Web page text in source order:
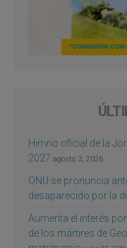
Himno oficial de la
2027 agosto 3, 2026
ONU se pronuncia
desaparecido por la
Aumenta el interés
de los mártires de